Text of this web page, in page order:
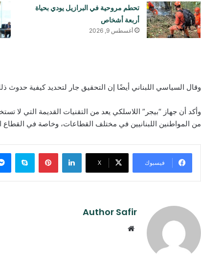
تحطم مروحية في البرازيل يودي بحياة
أربعة أشخاص
أغسطس 9, 2026
وقال السياسي اللبناني أيضًا إن التحقيق جار لتحديد كيفية حدوث
وأكد أن جهاز “بيجر” اللاسلكي يعد من التقنيات القديمة التي لا
من المواطنين اللبنانيين في مختلف القطاعات، وخاصة في القطاع
فيسبوك ‫X
لينكدإن بينتيريست
Author Safir